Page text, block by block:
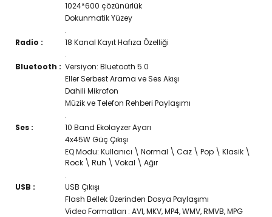
1024*600 çözünürlük
Dokunmatik Yüzey
.
Radio :
18 Kanal Kayıt Hafıza Özelliği
.
Bluetooth : Versiyon: Bluetooth 5.0
Eller Serbest Arama ve Ses Akışı
Dahili Mikrofon
Müzik ve Telefon Rehberi Paylaşımı
.
Ses :
10 Band Ekolayzer Ayarı
4x45W Güç Çıkışı
EQ Modu: Kullanıcı \ Normal \ Caz \ Pop \ Klasik \
Rock \ Ruh \ Vokal \ Ağır
.
USB :
USB Çıkışı
Flash Bellek Üzerinden Dosya Paylaşımı
Video Formatları : AVI, MKV, MP4, WMV, RMVB, MPG